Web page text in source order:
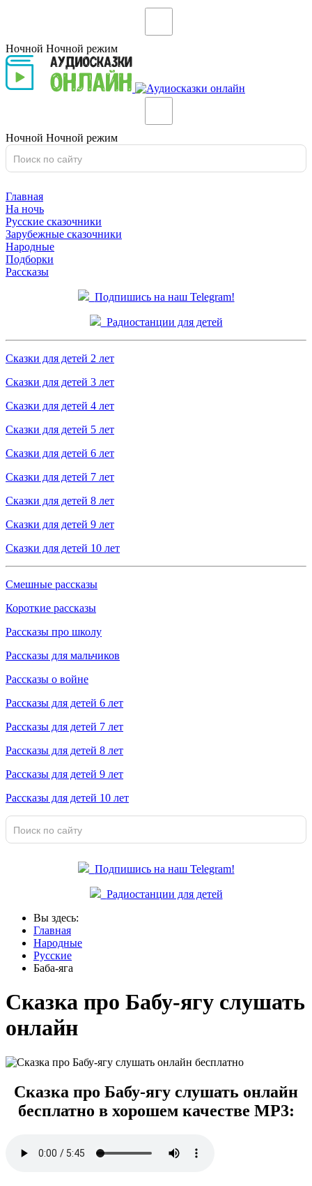
Ночной Ночной режим
Ночной Ночной режим
Главная
На ночь
Русские сказочники
Зарубежные сказочники
Народные
Подборки
Рассказы
Подпишись на наш Telegram!
Радиостанции для детей
Сказки для детей 2 лет
Сказки для детей 3 лет
Сказки для детей 4 лет
Сказки для детей 5 лет
Сказки для детей 6 лет
Сказки для детей 7 лет
Сказки для детей 8 лет
Сказки для детей 9 лет
Сказки для детей 10 лет
Смешные рассказы
Короткие рассказы
Рассказы про школу
Рассказы для мальчиков
Рассказы о войне
Рассказы для детей 6 лет
Рассказы для детей 7 лет
Рассказы для детей 8 лет
Рассказы для детей 9 лет
Рассказы для детей 10 лет
Подпишись на наш Telegram!
Радиостанции для детей
Вы здесь:
Главная
Народные
Русские
Баба-яга
Сказка про Бабу-ягу слушать
онлайн
Сказка про Бабу-ягу слушать онлайн
бесплатно в хорошем качестве MP3: